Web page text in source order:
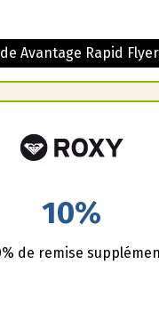
Avantage Rapid Flyer
10%
de remise